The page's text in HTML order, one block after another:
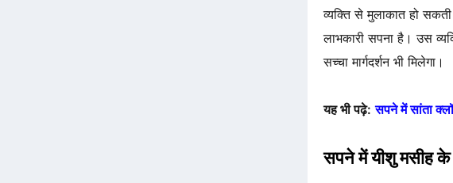
व्यक्ति से मुलाकात हो
लाभकारी सपना है। उस
सच्चा मार्गदर्शन भी मिलेगा।
यह भी पढ़े: सपने में सांता
सपने में यीशु मसीह के